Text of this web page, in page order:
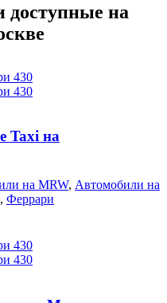
доступные на
Taxi на
на MRW, Автомобили на
, Феррари